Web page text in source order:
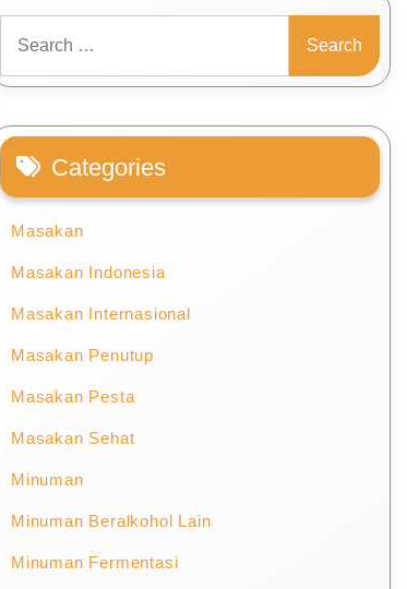
for:
Categories
Masakan
Masakan Indonesia
Masakan Internasional
Masakan Penutup
Masakan Pesta
Masakan Sehat
Minuman
Minuman Beralkohol Lain
Minuman Fermentasi